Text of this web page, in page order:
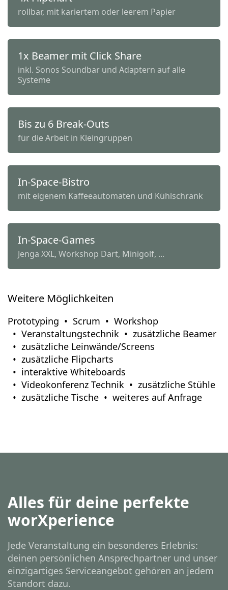
rollbar, mit kariertem oder leerem Papier
1x Beamer mit Click Share
inkl. Sonos Soundbar und Adaptern auf alle
Systeme
Bis zu 6 Break-Outs
für die Arbeit in Kleingruppen
In-Space-Bistro
mit eigenem Kaffeeautomaten und Kühlschrank
In-Space-Games
Jenga XXL, Workshop Dart, Minigolf, ...
Weitere Möglichkeiten
Prototyping Scrum
Workshop
Veranstaltungstechnik
zusätzliche Beamer
zusätzliche Leinwände/Screens
zusätzliche Flipcharts
interaktive Whiteboards
Videokonferenz Technik
zusätzliche Stühle
zusätzliche Tische
weiteres auf Anfrage
Alles für deine perfekte
worXperience
Jede Veranstaltung ein besonderes Erlebnis:
deinen persönlichen Ansprechpartner und unser
einzigartiges Serviceangebot gehören an jedem
Standort dazu.